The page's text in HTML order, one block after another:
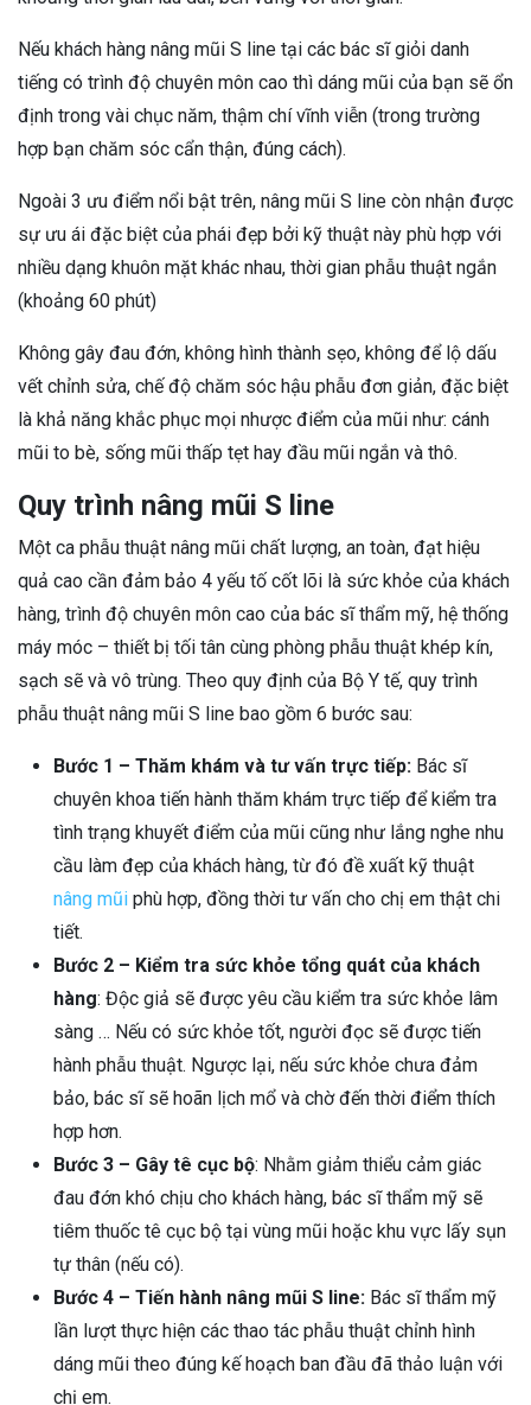
Nếu khách hàng nâng mũi S line tại các bác sĩ giỏi danh
tiếng có trình độ chuyên môn cao thì dáng mũi của bạn sẽ ổn
định trong vài chục năm, thậm chí vĩnh viễn (trong trường
hợp bạn chăm sóc cẩn thận, đúng cách).
Ngoài 3 ưu điểm nổi bật trên, nâng mũi S line còn nhận được
sự ưu ái đặc biệt của phái đẹp bởi kỹ thuật này phù hợp với
nhiều dạng khuôn mặt khác nhau, thời gian phẫu thuật ngắn
(khoảng 60 phút)
Không gây đau đớn, không hình thành sẹo, không để lộ dấu
vết chỉnh sửa, chế độ chăm sóc hậu phẫu đơn giản, đặc biệt
là khả năng khắc phục mọi nhược điểm của mũi như: cánh
mũi to bè, sống mũi thấp tẹt hay đầu mũi ngắn và thô.
Quy trình nâng mũi S line
Một ca phẫu thuật nâng mũi chất lượng, an toàn, đạt hiệu
quả cao cần đảm bảo 4 yếu tố cốt lõi là sức khỏe của khách
hàng, trình độ chuyên môn cao của bác sĩ thẩm mỹ, hệ thống
máy móc – thiết bị tối tân cùng phòng phẫu thuật khép kín,
sạch sẽ và vô trùng. Theo quy định của Bộ Y tế, quy trình
phẫu thuật nâng mũi S line bao gồm 6 bước sau:
Bước 1 – Thăm khám và tư vấn trực tiếp: Bác sĩ
chuyên khoa tiến hành thăm khám trực tiếp để kiểm tra
tình trạng khuyết điểm của mũi cũng như lắng nghe nhu
cầu làm đẹp của khách hàng, từ đó đề xuất kỹ thuật
nâng mũi phù hợp, đồng thời tư vấn cho chị em thật chi
tiết.
Bước 2 – Kiểm tra sức khỏe tổng quát của khách
hàng: Độc giả sẽ được yêu cầu kiểm tra sức khỏe lâm
sàng … Nếu có sức khỏe tốt, người đọc sẽ được tiến
hành phẫu thuật. Ngược lại, nếu sức khỏe chưa đảm
bảo, bác sĩ sẽ hoãn lịch mổ và chờ đến thời điểm thích
hợp hơn.
Bước 3 – Gây tê cục bộ: Nhằm giảm thiểu cảm giác
đau đớn khó chịu cho khách hàng, bác sĩ thẩm mỹ sẽ
tiêm thuốc tê cục bộ tại vùng mũi hoặc khu vực lấy sụn
tự thân (nếu có).
Bước 4 – Tiến hành nâng mũi S line: Bác sĩ thẩm mỹ
lần lượt thực hiện các thao tác phẫu thuật chỉnh hình
dáng mũi theo đúng kế hoạch ban đầu đã thảo luận với
chị em.